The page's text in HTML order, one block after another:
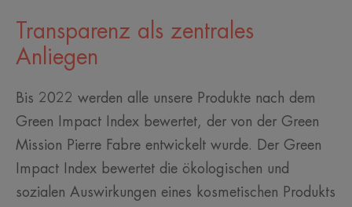
Transparenz als zentrales
Anliegen
Bis 2022 werden alle unsere Produkte nach dem
Green Impact Index bewertet, der von der Green
Mission Pierre Fabre entwickelt wurde. Der Green
Impact Index bewertet die ökologischen und
sozialen Auswirkungen eines kosmetischen Produkts